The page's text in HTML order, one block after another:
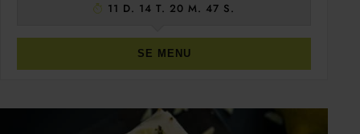
11 D. 14 T. 20 M. 46 S.
SE MENU